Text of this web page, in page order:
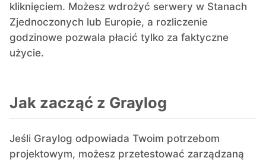
kliknięciem. Możesz wdrożyć serwery w Stanach
Zjednoczonych lub Europie, a rozliczenie
godzinowe pozwala płacić tylko za faktyczne
użycie.
Jak zacząć z Graylog
Jeśli Graylog odpowiada Twoim potrzebom
projektowym, możesz przetestować zarządzaną